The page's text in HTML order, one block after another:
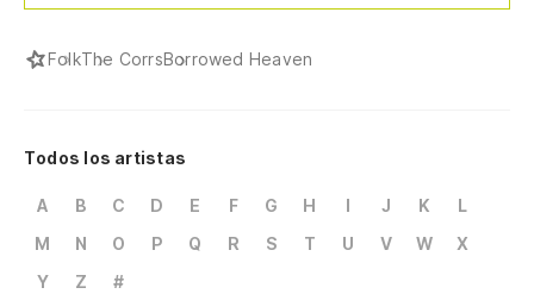
FolkThe CorrsBorrowed Heaven
Todos los artistas
A B C D E F G H I J K
L
M
N O P Q R S T U V W
X
Y
Z #